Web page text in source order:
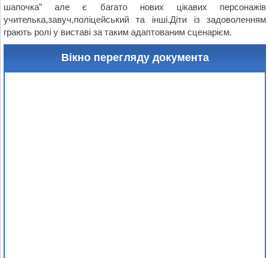
шапочка” але є багато нових цікавих персонажів
учителька,завуч,поліцейський та інші.Діти із задоволенням
грають ролі у виставі за таким адаптованим сценарієм.
Вікно перегляду документа